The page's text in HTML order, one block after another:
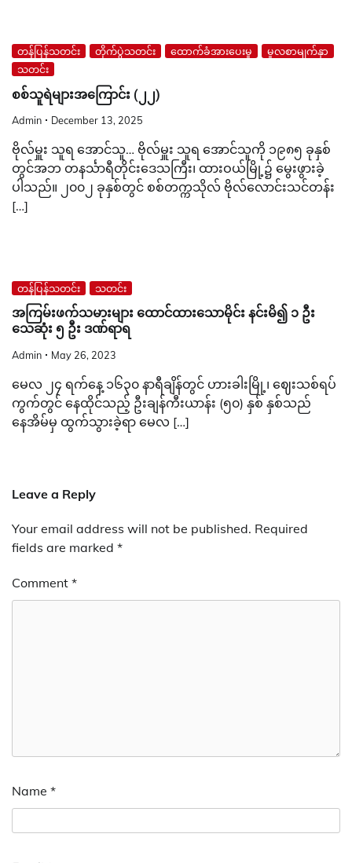
တန်ပြန်သတင်း တိုက်ပွဲသတင်း ထောက်ခံအားပေးမှု
မူလစာမျက်နှာ
သတင်း
စစ်သူရဲများအကြောင်း (၂၂)
Admin December 13, 2025
ဗိုလ်မှူး သူရ အောင်သူ… ဗိုလ်မှူး သူရ အောင်သူကို ၁၉၈၅ ခုနှစ်
တွင်အဘ တနင်္သာရီတိုင်းဒေသကြီး၊ ထားဝယ်မြို့၌ မွေးဖွားခဲ့
ပါသည်။ ၂၀၀၂ ခုနှစ်တွင် စစ်တက္ကသိုလ် ဗိုလ်လောင်းသင်တန်း
[…]
တန်ပြန်သတင်း သတင်း
အကြမ်းဖက်သမားများ ‌ထောင်ထားသောမိုင်း နင်းမိ၍ ၁ ဦး
သေဆုံး ၅ ဦး ဒဏ်ရာရ
Admin May 26, 2023
မေလ ၂၄ ရက်နေ့ ၁၆၃၀ နာရီချိန်တွင် ဟားခါးမြို့၊ ဈေးသစ်ရပ်
ကွက်တွင် နေထိုင်သည့် ဦးချန်ကီးယာန်း (၅၀) နှစ် နှစ်သည်
နေအိမ်မှ ထွက်သွားခဲ့ရာ မေလ […]
Leave a Reply
Your email address will not be published. Required
fields are marked *
Comment *
Name *